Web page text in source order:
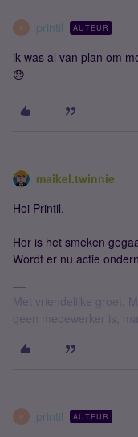
P printil AUTEUR
ik was al van plan om
😞
maikel.twinnie
Hoi Printil,
Hor is het smeken
Wordt er nu actie
Met vriendelijke groet,
geen medewerker is,
P printil AUTEUR